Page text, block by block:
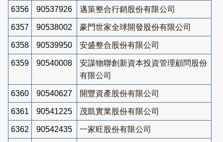
6356 90537926 邁策整合行銷股份有限公司
6357 90538002 豪門世家全球開發股份有限公司
6358 90539950 安盛整合股份有限公司
6359 90540008
安謀物聯創新資本投資管理顧問股份
有限公司
6360 90540627 開豐資產股份有限公司
6361 90541225 茂凱實業股份有限公司
6362 90542435 一家旺股份有限公司